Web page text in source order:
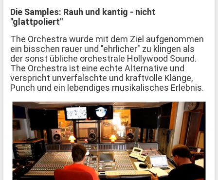
Die Samples: Rauh und kantig - nicht
"glattpoliert"
The Orchestra wurde mit dem Ziel aufgenommen
ein bisschen rauer und "ehrlicher" zu klingen als
der sonst übliche orchestrale Hollywood Sound.
The Orchestra ist eine echte Alternative und
verspricht unverfälschte und kraftvolle Klänge,
Punch und ein lebendiges musikalisches Erlebnis.